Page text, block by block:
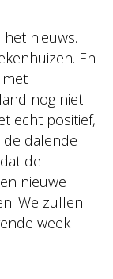
nieuws.
En
nog niet
echt positief,
de dalende
de
nieuwe
We zullen
week